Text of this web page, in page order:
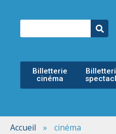
Billetterie
cinéma
Accueil » cinéma